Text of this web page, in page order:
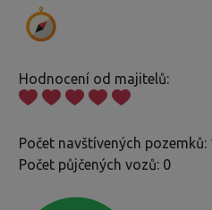
Hodnocení od majitelů:
Počet navštívených pozemků:
Počet půjčených vozů: 0